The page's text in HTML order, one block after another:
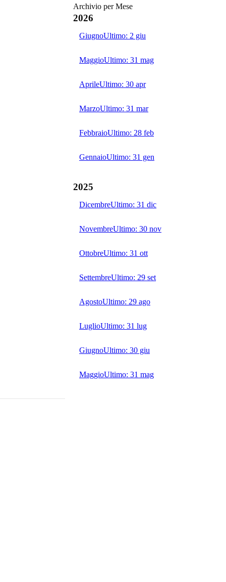
Archivio per Mese
2026
GiugnoUltimo: 2 giu
MaggioUltimo: 31 mag
AprileUltimo: 30 apr
MarzoUltimo: 31 mar
FebbraioUltimo: 28 feb
GennaioUltimo: 31 gen
2025
DicembreUltimo: 31 dic
NovembreUltimo: 30 nov
OttobreUltimo: 31 ott
SettembreUltimo: 29 set
AgostoUltimo: 29 ago
LuglioUltimo: 31 lug
GiugnoUltimo: 30 giu
MaggioUltimo: 31 mag